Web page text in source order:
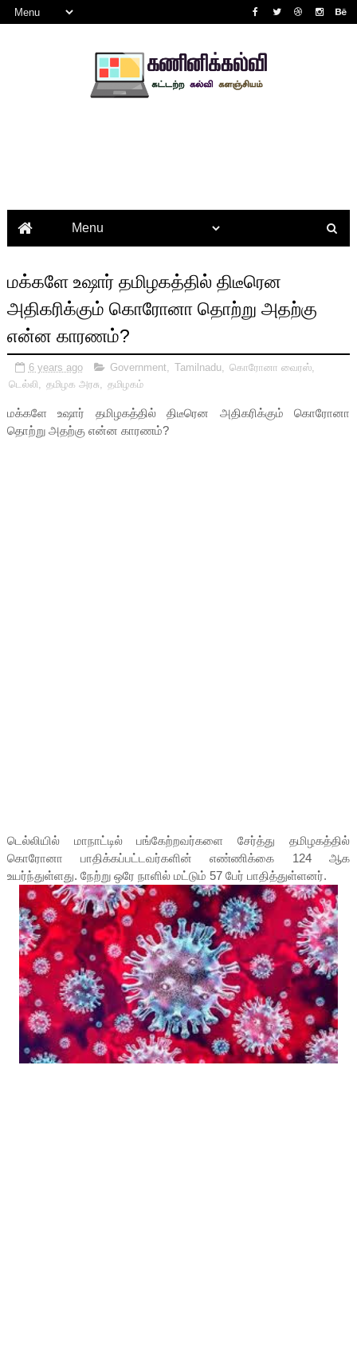
மக்களே உஷார் தமிழகத்தில் திடீரென
அதிகரிக்கும் கொரோனா தொற்று அதற்கு
என்ன காரணம்?
6 years ago Government Tamilnadu கொரோனா வைரஸ்,
டெல்லி
தமிழக அரசு தமிழகம்
மக்களே உஷார் தமிழகத்தில் திடீரென அதிகரிக்கும் கொரோனா
தொற்று அதற்கு என்ன காரணம்?
டெல்லியில் மாநாட்டில் பங்கேற்றவர்களை சேர்த்து தமிழகத்தில்
கொரோனா பாதிக்கப்பட்டவர்களின் எண்ணிக்கை 124 ஆக
உயர்ந்துள்ளது. நேற்று ஒரே நாளில் மட்டும் 57 பேர் பாதித்துள்ளனர்.